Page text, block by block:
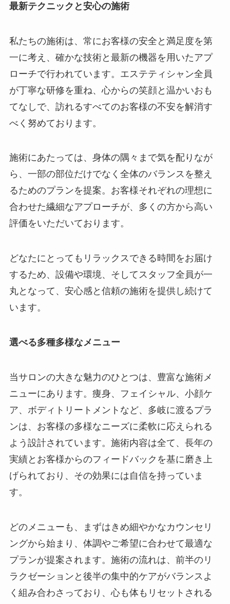
最新テクニックと安心の施術
私たちの施術は、常にお客様の安全と満足度を第
一に考え、確かな技術と最新の機器を用いたアプ
ローチで行われています。エステティシャン全員
が丁寧な研修を重ね、心からの笑顔と温かいおも
てなしで、訪れるすべてのお客様の不安を解消す
べく努めております。
施術にあたっては、身体の隅々まで気を配りなが
ら、一部の部位だけでなく全体のバランスを整え
るためのプランを提案。お客様それぞれの理想に
合わせた繊細なアプローチが、多くの方から高い
評価をいただいております。
どなたにとってもリラックスできる時間をお届け
するため、設備や環境、そしてスタッフ全員が一
丸となって、安心感と信頼の施術を提供し続けて
います。
選べる多種多様なメニュー
当サロンの大きな魅力のひとつは、豊富な施術メ
ニューにあります。痩身、フェイシャル、小顔ケ
ア、ボディトリートメントなど、多岐に渡るプラ
ンは、お客様の多様なニーズに柔軟に応えられる
よう設計されています。施術内容は全て、長年の
実績とお客様からのフィードバックを基に磨き上
げられており、その効果には自信を持っていま
す。
どのメニューも、まずはきめ細やかなカウンセリ
ングから始まり、体調やご希望に合わせて最適な
プランが提案されます。施術の流れは、前半のリ
ラクゼーションと後半の集中的ケアがバランスよ
く組み合わさっており、心も体もリセットされる